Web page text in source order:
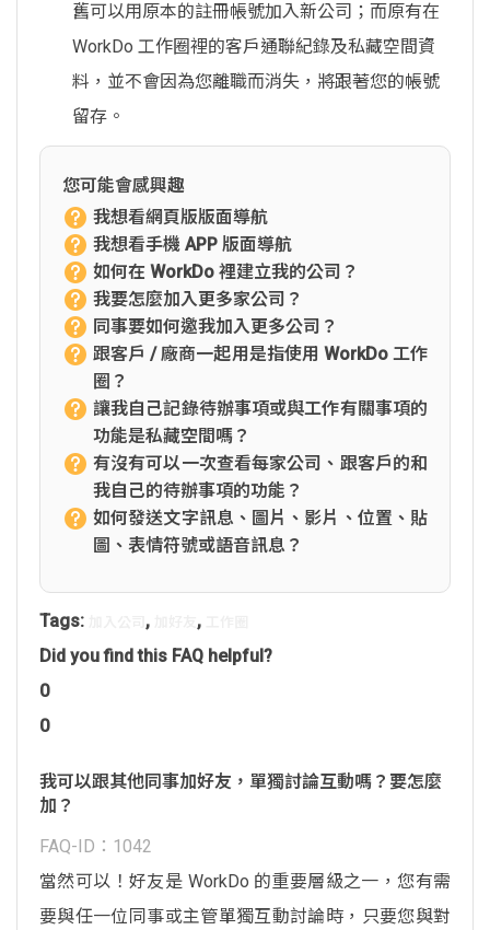
舊可以用原本的註冊帳號加入新公司；而原有在
WorkDo 工作圈裡的客戶通聯紀錄及私藏空間資
料，並不會因為您離職而消失，將跟著您的帳號
留存。
您可能會感興趣
我想看網頁版版面導航
我想看手機 APP 版面導航
如何在 WorkDo 裡建立我的公司？
我要怎麼加入更多家公司？
同事要如何邀我加入更多公司？
跟客戶 / 廠商一起用是指使用 WorkDo 工作
圈？
讓我自己記錄待辦事項或與工作有關事項的
功能是私藏空間嗎？
有沒有可以一次查看每家公司、跟客戶的和
我自己的待辦事項的功能？
如何發送文字訊息、圖片、影片、位置、貼
圖、表情符號或語音訊息？
Tags: , ,
Did you find this FAQ helpful?
0
0
我可以跟其他同事加好友，單獨討論互動嗎？要怎麼
加？
FAQ-ID：1042
當然可以！好友是 WorkDo 的重要層級之一，您有需
要與任一位同事或主管單獨互動討論時，只要您與對